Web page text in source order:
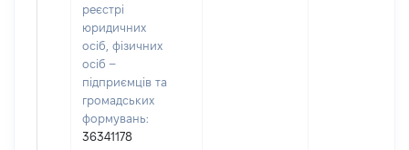
реєстрі
юридичних
осіб, фізичних
осіб –
підприємців та
громадських
формувань:
36341178